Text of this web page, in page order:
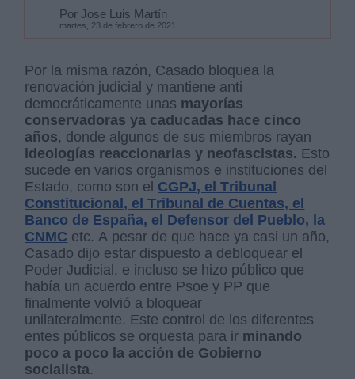
Por Jose Luis Martín
martes, 23 de febrero de 2021
Por la misma razón, Casado bloquea la
renovación judicial y mantiene anti
democráticamente unas mayorías
conservadoras ya caducadas hace cinco
años, donde algunos de sus miembros rayan
ideologías reaccionarias y neofascistas. Esto
sucede en varios organismos e instituciones del
Estado, como son el CGPJ, el Tribunal
Constitucional, el Tribunal de Cuentas, el
Banco de España, el Defensor del Pueblo, la
CNMC etc. A pesar de que hace ya casi un año,
Casado dijo estar dispuesto a debloquear el
Poder Judicial, e incluso se hizo público que
había un acuerdo entre Psoe y PP que
finalmente volvió a bloquear
unilateralmente. Este control de los diferentes
entes públicos se orquesta para ir minando
poco a poco la acción de Gobierno
socialista.